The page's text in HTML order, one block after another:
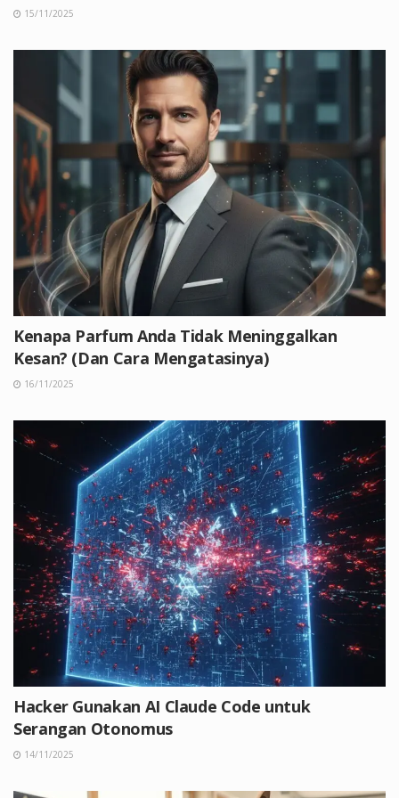
15/11/2025
Kenapa Parfum Anda Tidak Meninggalkan
Kesan? (Dan Cara Mengatasinya)
16/11/2025
Hacker Gunakan AI Claude Code untuk
Serangan Otonomus
14/11/2025